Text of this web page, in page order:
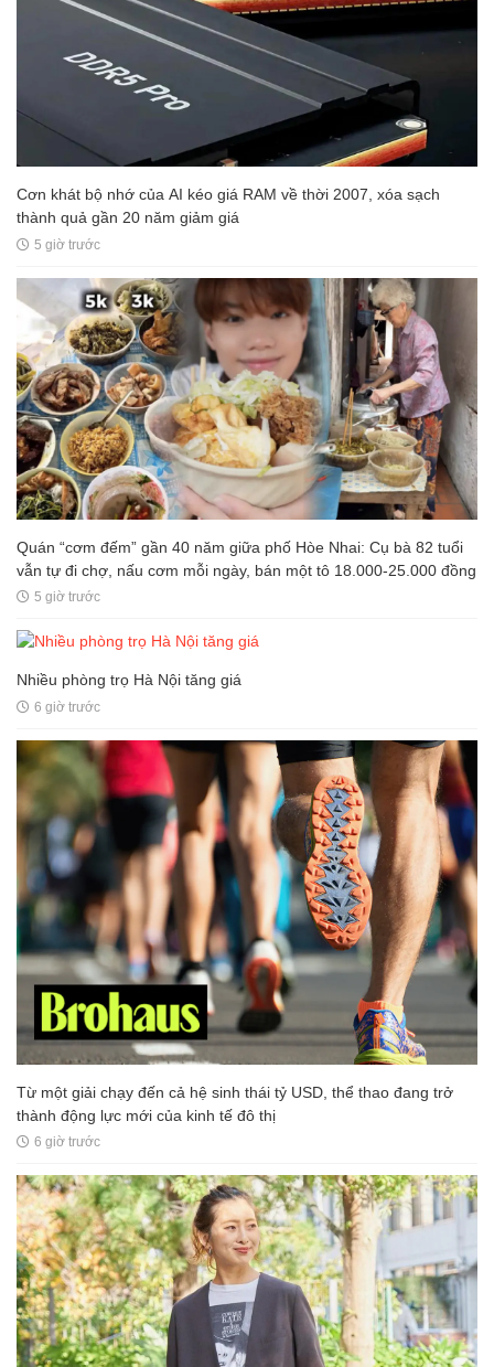
Cơn khát bộ nhớ của AI kéo giá RAM về thời 2007, xóa sạch
thành quả gần 20 năm giảm giá
5 giờ trước
Quán “cơm đếm” gần 40 năm giữa phố Hòe Nhai: Cụ bà 82 tuổi
vẫn tự đi chợ, nấu cơm mỗi ngày, bán một tô 18.000-25.000 đồng
5 giờ trước
Nhiều phòng trọ Hà Nội tăng giá
6 giờ trước
Từ một giải chạy đến cả hệ sinh thái tỷ USD, thể thao đang trở
thành động lực mới của kinh tế đô thị
6 giờ trước